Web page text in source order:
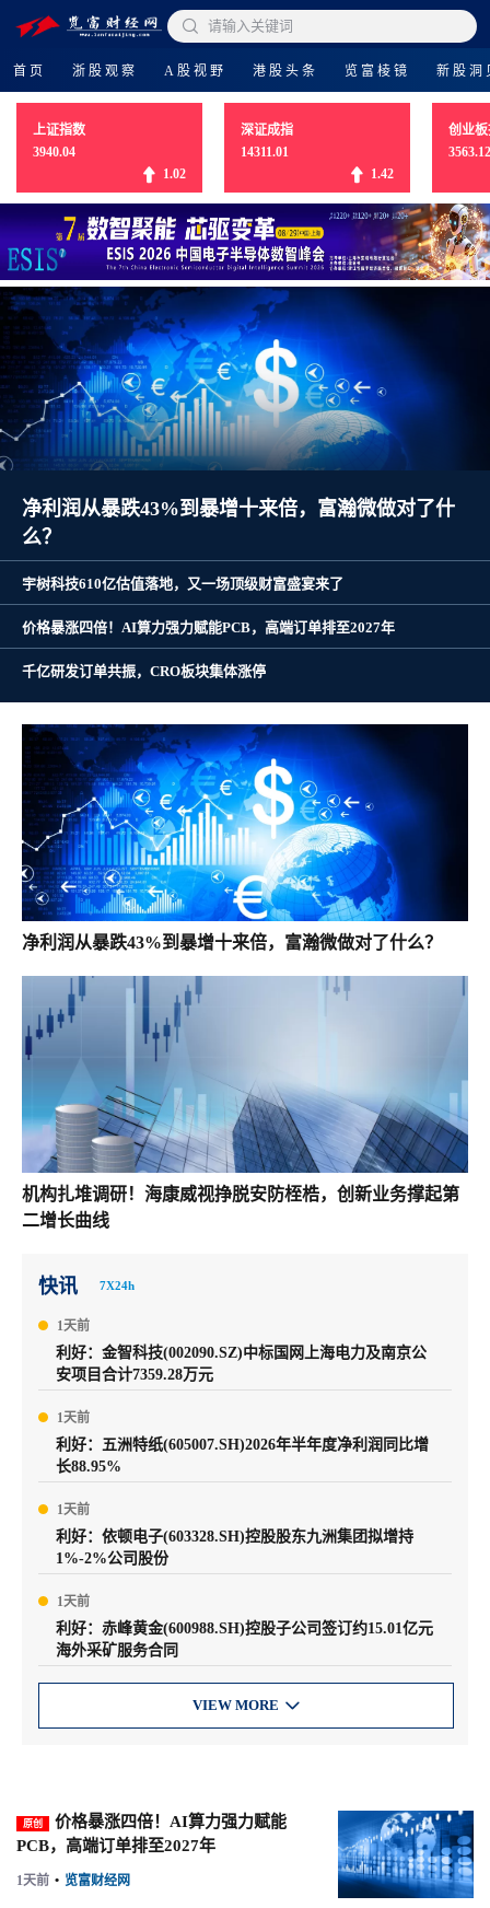
 请输入关键词
首页 浙股观察 A股视野 港股头条 览富棱镜 新股洞
上证指数
3940.04
1.02
深证成指
14311.01
1.42
创业
3563.12
净利润从暴跌43%到暴增十来倍，富瀚微做对了什
么？
宇树科技610亿估值落地，又一场顶级财富盛宴来了
价格暴涨四倍！AI算力强力赋能PCB，高端订单排至2027年
千亿研发订单共振，CRO板块集体涨停
净利润从暴跌43%到暴增十来倍，富瀚微做对了什么？
机构扎堆调研！海康威视挣脱安防桎梏，创新业务撑起第
二增长曲线
快讯 7X24h
1天前
利好：金智科技(002090.SZ)中标国网上海电力及南京公
安项目合计7359.28万元
1天前
利好：五洲特纸(605007.SH)2026年半年度净利润同比增
长88.95%
1天前
利好：依顿电子(603328.SH)控股股东九洲集团拟增持
1%-2%公司股份
1天前
利好：赤峰黄金(600988.SH)控股子公司签订约15.01亿元
海外采矿服务合同
VIEW MORE 
原创
价格暴涨四倍！AI算力强力赋能
PCB，高端订单排至2027年
1天前 • 览富财经网